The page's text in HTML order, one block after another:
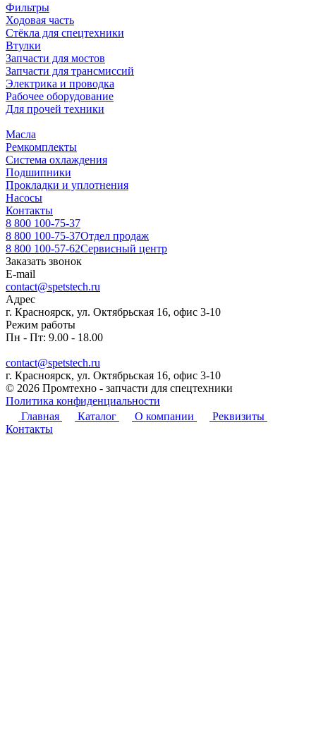
Фильтры
Ходовая часть
Стёкла для спецтехники
Втулки
Запчасти для мостов
Запчасти для трансмиссий
Электрика и проводка
Рабочее оборудование
Для прочей техники
Масла
Ремкомплекты
Система охлаждения
Подшипники
Прокладки и уплотнения
Насосы
Контакты
8 800 100-75-37
8 800 100-75-37Отдел продаж
8 800 100-57-62Сервисный центр
Заказать звонок
E-mail
contact@spetstech.ru
Адрес
г. Красноярск, ул. Октябрьская 16, офис 3-10
Режим работы
Пн - Пт: 9.00 - 18.00
contact@spetstech.ru
г. Красноярск, ул. Октябрьская 16, офис 3-10
© 2026 Промтехно - запчасти для спецтехники
Политика конфиденциальности
Главная
Каталог О компании
Реквизиты
Контакты